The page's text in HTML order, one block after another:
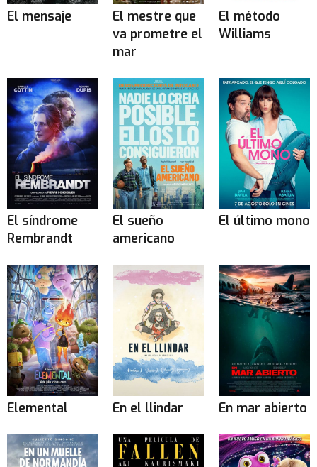
El mensaje
El mestre que
va prometre el
mar
El método
Williams
El síndrome
Rembrandt
El sueño
americano
El último mono
Elemental En el llindar En mar abierto